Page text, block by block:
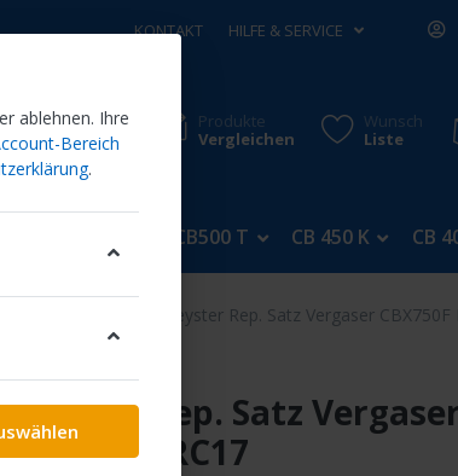
KONTAKT HILFE & SERVICE
Produkte
Vergleichen
Wunsch
Liste
CB500 T CB 450 K CB
Keyster Rep. Satz Vergaser CBX750F
Keyster
Keyster Rep. Satz
CBX750F RC17
ablehnen. Ihre
Bereich
.